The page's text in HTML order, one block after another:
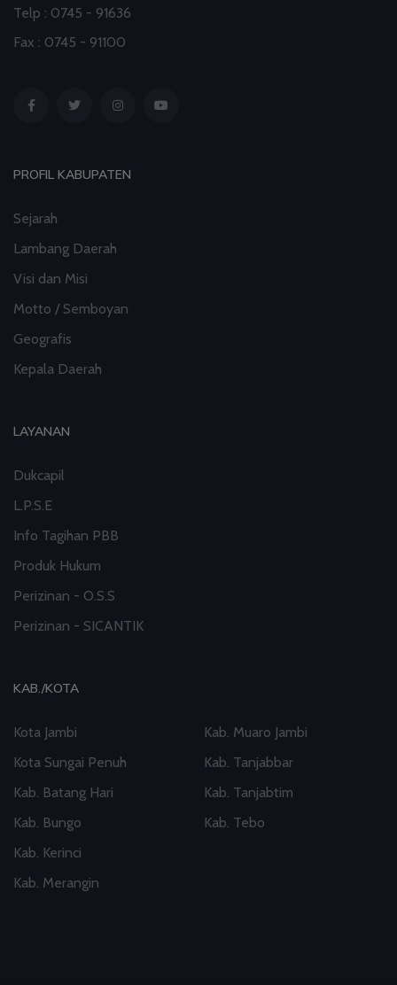
Telp : 0745 - 91636
Fax : 0745 - 91100
PROFIL KABUPATEN
Sejarah
Lambang Daerah
Visi dan Misi
Motto / Semboyan
Geografis
Kepala Daerah
LAYANAN
Dukcapil
L.P.S.E
Info Tagihan PBB
Produk Hukum
Perizinan - O.S.S
Perizinan - SICANTIK
KAB./KOTA
Kota Jambi
Kota Sungai Penuh
Kab. Batang Hari
Kab. Bungo
Kab. Kerinci
Kab. Merangin
Kab. Muaro Jambi
Kab. Tanjabbar
Kab. Tanjabtim
Kab. Tebo